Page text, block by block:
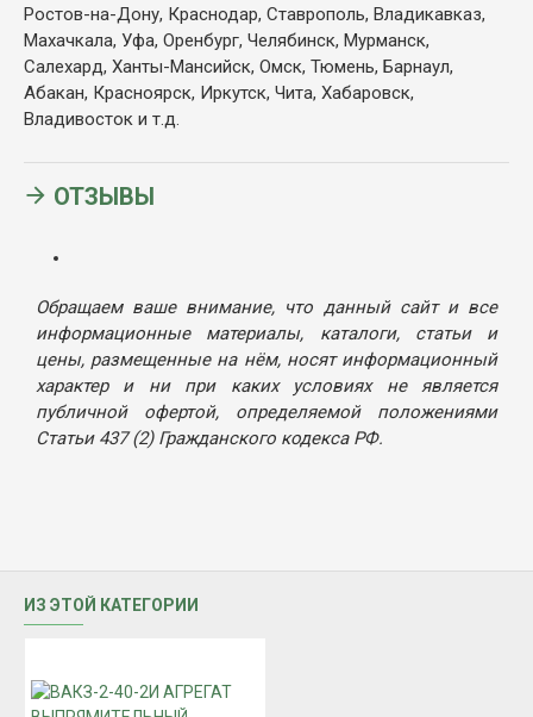
Ростов-на-Дону, Краснодар, Ставрополь, Владикавказ,
Махачкала, Уфа, Оренбург, Челябинск, Мурманск,
Салехард, Ханты-Мансийск, Омск, Тюмень, Барнаул,
Абакан, Красноярск, Иркутск, Чита, Хабаровск,
Владивосток и т.д.
ОТЗЫВЫ
Обращаем ваше внимание, что данный сайт и все
информационные материалы, каталоги, статьи и
цены, размещенные на нём, носят информационный
характер и ни при каких условиях не является
публичной офертой, определяемой положениями
Статьи 437 (2) Гражданского кодекса РФ.
ИЗ ЭТОЙ КАТЕГОРИИ